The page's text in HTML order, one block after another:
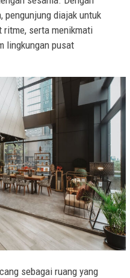
pengunjung diajak untuk
ritme, serta menikmati
lingkungan pusat
sebagai ruang yang